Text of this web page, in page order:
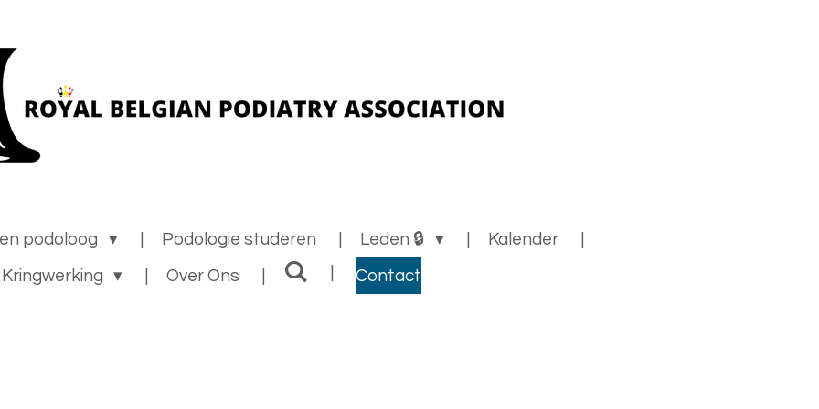
podoloog Podologie studeren Leden 🔒
Kalender
Kringwerking
Over Ons Contact